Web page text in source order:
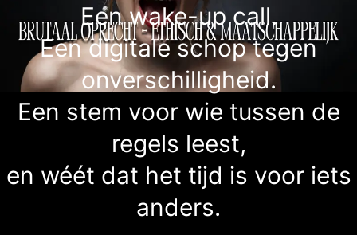
Een wake-up call.
Een digitale schop tegen
onverschilligheid.
Een stem voor wie tussen de
regels leest,
en wéét dat het tijd is voor iets
anders.